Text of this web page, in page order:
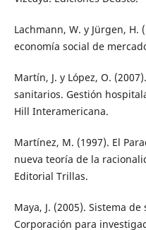
Lachmann, W. y Jürgen, H.
economía social de
Martín, J. y López, O.
sanitarios. Gestión
Hill Interamericana.
Martínez, M. (1997). El
nueva teoría de la
Editorial Trillas.
Maya, J. (2005). Sistema
Corporación para